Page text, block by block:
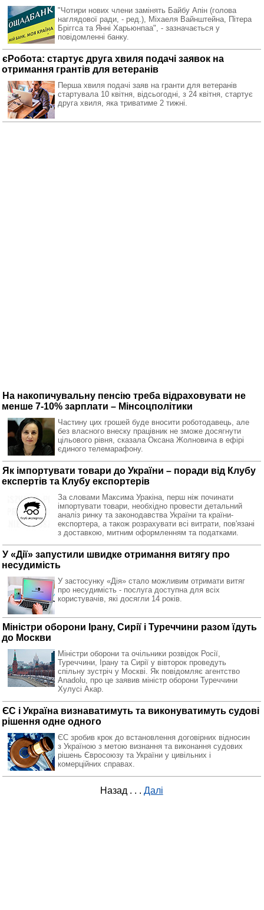
"Чотири нових члени замінять Байбу Апін (голова
наглядової ради, - ред.), Міхаеля Вайнштейна, Пітера
Бріггса та Янні Харьюнпаа", - зазначається у
повідомленні банку.
єРобота: стартує друга хвиля подачі заявок на
отримання грантів для ветеранів
Перша хвиля подачі заяв на гранти для ветеранів
стартувала 10 квітня, відсьогодні, з 24 квітня, стартує
друга хвиля, яка триватиме 2 тижні.
На накопичувальну пенсію треба відраховувати не
менше 7-10% зарплати – Мінсоцполітики
Частину цих грошей буде вносити роботодавець, але
без власного внеску працівник не зможе досягнути
цільового рівня, сказала Оксана Жолновича в ефірі
єдиного телемарафону.
Як імпортувати товари до України – поради від Клубу
експертів та Клубу експортерів
За словами Максима Уракіна, перш ніж починати
імпортувати товари, необхідно провести детальний
аналіз ринку та законодавства України та країни-
експортера, а також розрахувати всі витрати, пов'язані
з доставкою, митним оформленням та податками.
У «Дії» запустили швидке отримання витягу про
несудимість
У застосунку «Дія» стало можливим отримати витяг
про несудимість - послуга доступна для всіх
користувачів, які досягли 14 років.
Міністри оборони Ірану, Сирії і Туреччини разом їдуть
до Москви
Міністри оборони та очільники розвідок Росії,
Туреччини, Ірану та Сирії у вівторок проведуть
спільну зустріч у Москві. Як повідомляє агентство
Anadolu, про це заявив міністр оборони Туреччини
Хулусі Акар.
ЄС і Україна визнаватимуть та виконуватимуть судові
рішення одне одного
ЄС зробив крок до встановлення договірних відносин
з Україною з метою визнання та виконання судових
рішень Євросоюзу та України у цивільних і
комерційних справах.
Назад . . . Далі